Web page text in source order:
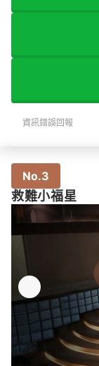
資訊錯誤回報
No.3
救難小福星